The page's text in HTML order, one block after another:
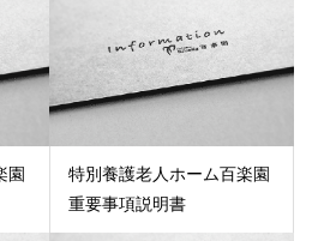
園
特別養護老人ホーム百楽園
重要事項説明書